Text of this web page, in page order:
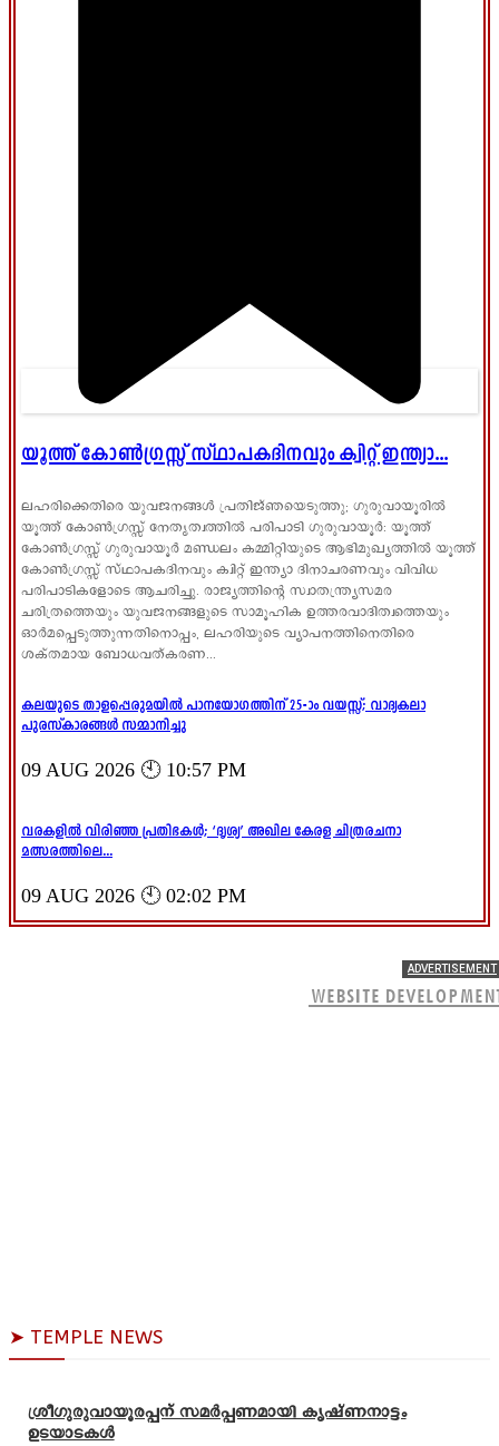
യൂത്ത് കോൺഗ്രസ്സ് സ്ഥാപകദിനവും ക്വിറ്റ് ഇന്ത്യാ...
ലഹരിക്കെതിരെ യുവജനങ്ങൾ പ്രതിജ്ഞയെടുത്തു; ഗുരുവായൂരിൽ
യൂത്ത് കോൺഗ്രസ്സ് നേതൃത്വത്തിൽ പരിപാടി ഗുരുവായൂർ: യൂത്ത്
കോൺഗ്രസ്സ് ഗുരുവായൂർ മണ്ഡലം കമ്മിറ്റിയുടെ ആഭിമുഖ്യത്തിൽ യൂത്ത്
കോൺഗ്രസ്സ് സ്ഥാപകദിനവും ക്വിറ്റ് ഇന്ത്യാ ദിനാചരണവും വിവിധ
പരിപാടികളോടെ ആചരിച്ചു. രാജ്യത്തിന്റെ സ്വാതന്ത്ര്യസമര
ചരിത്രത്തെയും യുവജനങ്ങളുടെ സാമൂഹിക ഉത്തരവാദിത്വത്തെയും
ഓർമപ്പെടുത്തുന്നതിനൊപ്പം, ലഹരിയുടെ വ്യാപനത്തിനെതിരെ
ശക്തമായ ബോധവത്കരണ...
കലയുടെ താളപ്പെരുമയിൽ പാനയോഗത്തിന് 25-ാം വയസ്സ്; വാദ്യകലാ
പുരസ്‌കാരങ്ങൾ സമ്മാനിച്ചു
09 AUG 2026 🕙 10:57 PM
വരകളിൽ വിരിഞ്ഞ പ്രതിഭകൾ; ‘ദൃശ്യ’ അഖില കേരള ചിത്രരചനാ
മത്സരത്തിലെ...
09 AUG 2026 🕙 02:02 PM
ADVERTISEMENT
WEBSITE
➤ TEMPLE NEWS
ശ്രീഗുരുവായൂരപ്പന് സമർപ്പണമായി കൃഷ്ണനാട്ടം
ഉടയാടകൾ